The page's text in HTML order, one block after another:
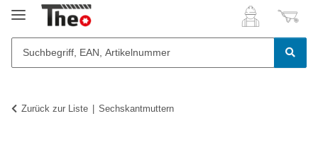
Zurück zur Liste Sechskantmuttern